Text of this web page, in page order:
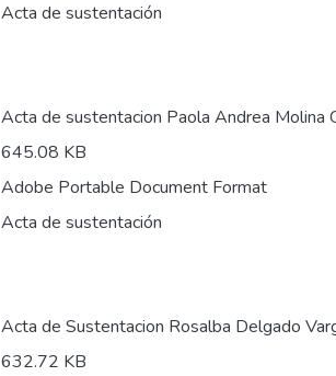
Acta de sustentación
Acta de sustentacion Paola Andrea Molina
645.08 KB
Adobe Portable Document Format
Acta de sustentación
Acta de Sustentacion Rosalba Delgado
632.72 KB